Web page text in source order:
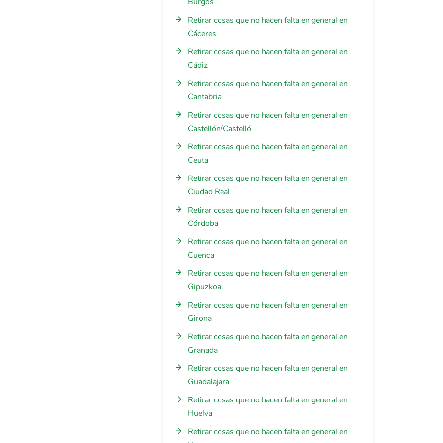
Retirar cosas que no hacen falta en general en
Cáceres
Retirar cosas que no hacen falta en general en
Cádiz
Retirar cosas que no hacen falta en general en
Cantabria
Retirar cosas que no hacen falta en general en
Castellón/Castelló
Retirar cosas que no hacen falta en general en
Ceuta
Retirar cosas que no hacen falta en general en
Ciudad Real
Retirar cosas que no hacen falta en general en
Córdoba
Retirar cosas que no hacen falta en general en
Cuenca
Retirar cosas que no hacen falta en general en
Gipuzkoa
Retirar cosas que no hacen falta en general en
Girona
Retirar cosas que no hacen falta en general en
Granada
Retirar cosas que no hacen falta en general en
Guadalajara
Retirar cosas que no hacen falta en general en
Huelva
Retirar cosas que no hacen falta en general en